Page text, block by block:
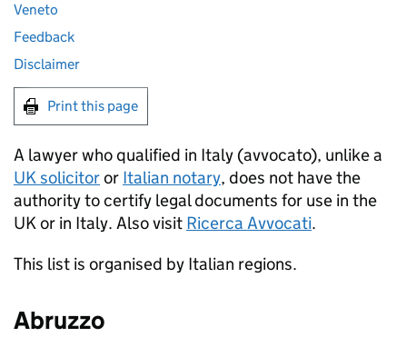
Veneto
Feedback
Disclaimer
Print this page
A lawyer who qualified in Italy (avvocato), unlike a
UK solicitoror Italian notary, does not have the
authority to certify legal documents for use in the
UK or in Italy. Also visit Ricerca Avvocati.
This list is organised by Italian regions.
Abruzzo